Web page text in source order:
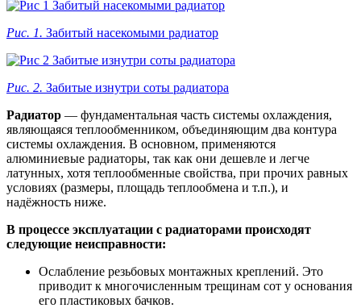
Рис. 1. Забитый насекомыми радиатор
Рис. 2. Забитые изнутри соты радиатора
Радиатор — фундаментальная часть системы охлаждения,
являющаяся теплообменником, объединяющим два контура
системы охлаждения. В основном, применяются
алюминиевые радиаторы, так как они дешевле и легче
латунных, хотя теплообменные свойства, при прочих равных
условиях (размеры, площадь теплообмена и т.п.), и
надёжность ниже.
В процессе эксплуатации с радиаторами происходят
следующие неисправности:
Ослабление резьбовых монтажных креплений. Это
приводит к многочисленным трещинам сот у основания
его пластиковых бачков.